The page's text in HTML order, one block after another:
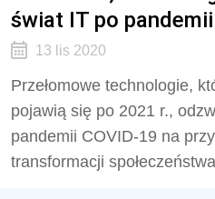
świat IT po pandemii
13 lis 2020
Przełomowe technologie,
pojawią się po 2021 r.,
pandemii COVID-19 na
transformacji